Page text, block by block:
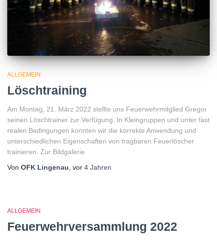
ALLGEMEIN
Löschtraining
Am Montag, 21. März 2022 stellte uns Feuerwehrmitglied Gregor
seinen Löschtrainer zur Verfügung. In Kleingruppen und unter fast
realen Bedingungen konnten wir die korrekte Anwendung und
unterschiedlichen Eigenschaften von tragbaren Feuerlöscher
trainieren. Zur Bildgalerie
Von OFK Lingenau , vor 4 Jahren
ALLGEMEIN
Feuerwehrversammlung 2022